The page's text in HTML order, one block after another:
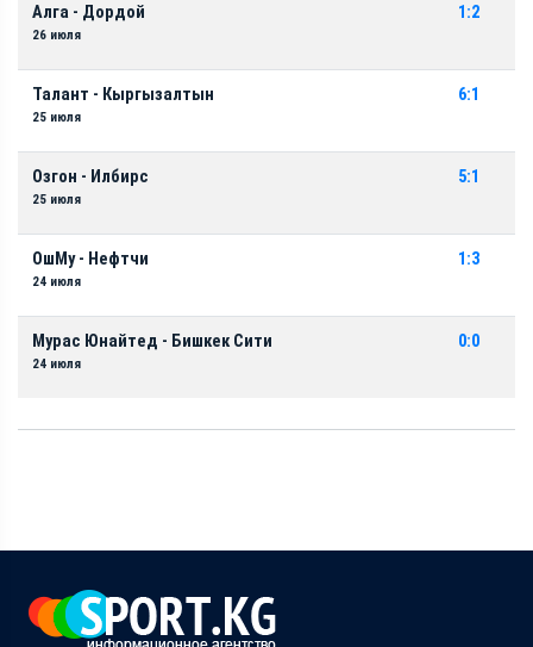
Алга - Дордой
26 июля
1:2
Талант - Кыргызалтын
25 июля
6:1
Озгон - Илбирс
25 июля
5:1
ОшМу - Нефтчи
24 июля
1:3
Мурас Юнайтед - Бишкек Сити
24 июля
0:0